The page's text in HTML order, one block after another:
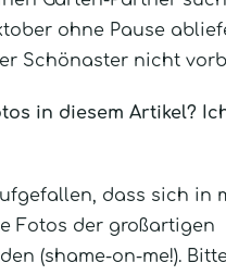
ohne Pause
Schönaster nicht
in diesem Artikel?
dass sich in
Fotos der großartigen
(shame-on-me!).